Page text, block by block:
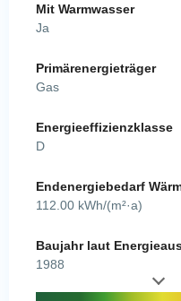
Mit Warmwasser
Ja
Primärenergieträger
Gas
Energieeffizienzklasse
D
Endenergiebedarf
112.00 kWh/(m²·a)
Baujahr laut
1988